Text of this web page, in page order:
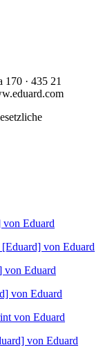
· 435 21
Eduard
von Eduard
von Eduard
von Eduard
von Eduard
von Eduard